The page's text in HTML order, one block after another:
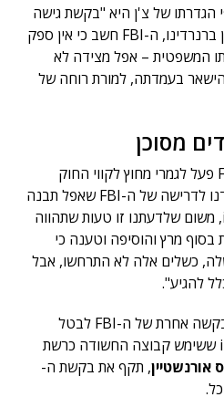
הגדרתו של צ'ן היא "בקשת גישה
חוקית סבירה". במקרה של סן ברנרדינו, ה-FBI חשב כי אין ספק
המשפטית – אפל מצידה לא
בעמדתה, למורת רוחה של
מסוכן
למעשה, אפל חשבה כי ה-FBI פעל לגמרי מחוץ לקווי החוק
הסבירים. "מההתחלה, התנגדנו לדרישה של ה-FBI שאפל תבנה
דלת אחורית לתוך ה-iPhone, משום שלדעתנו זו טעות שתהווה
מרץ והוסיפה וטענה כי
כשלים אלה לא התרחשו, אבל
להגיע".
כמו כן, שופט בניו יורק פסל בקשה אחרת של ה-FBI לבטל
נעילה של מכשיר iPhone 5s ששימש קבוצה החשודה כרשת
אורנשטיין, תקף את בקשת ה-